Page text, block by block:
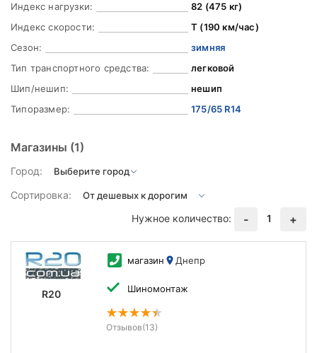
Индекс нагрузки:
82 (475 кг)
Индекс скорости:
T (190 км/час)
Сезон:
зимняя
Тип транспортного средства:
легковой
Шип/нешип:
нешип
Типоразмер:
175/65 R14
Магазины (1)
Город:
Сортировка:
Нужное количество:
- 1 +
R20
магазин Днепр
Шиномонтаж
Отзывов(13)